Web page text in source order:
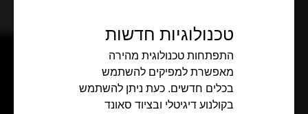
טכנולוגיות חדשות
התפתחות טכנולוגית מהירה
מאפשרת למפיקים להשתמש
בכלים חדשים. כעת ניתן להשתמש
בקולנוע דיגיטלי ובציוד סאונד